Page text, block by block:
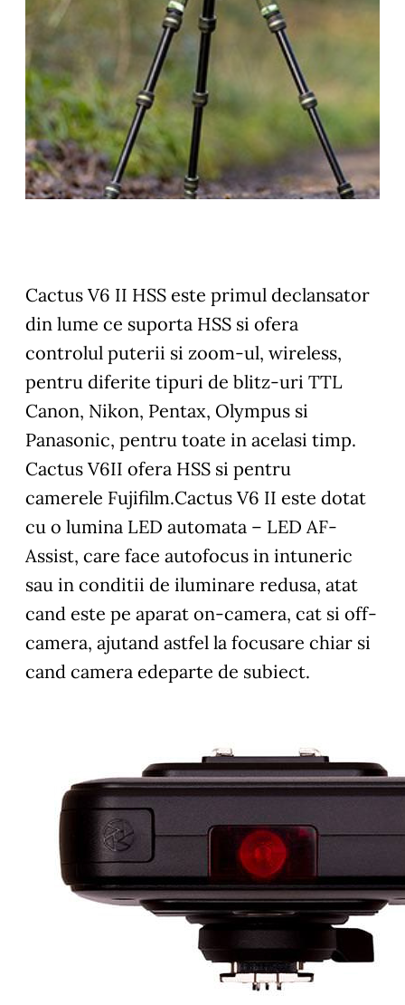
Cactus V6 II HSS este primul declansator
din lume ce suporta HSS si ofera
controlul puterii si zoom-ul, wireless,
pentru diferite tipuri de blitz-uri TTL
Canon, Nikon, Pentax, Olympus si
Panasonic, pentru toate in acelasi timp.
Cactus V6II ofera HSS si pentru
camerele Fujifilm.Cactus V6 II este dotat
cu o lumina LED automata – LED AF-
Assist, care face autofocus in intuneric
sau in conditii de iluminare redusa, atat
cand este pe aparat on-camera, cat si off-
camera, ajutand astfel la focusare chiar si
cand camera edeparte de subiect.